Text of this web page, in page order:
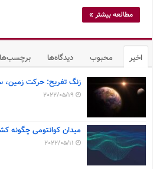
مطالعه بیشتر »
اخیر محبوب دیدگاه‌ها برچسب‌ها
زنگ تفریح: حرکت زمین،
2022/05/19
میدان کوانتومی چگونه
2022/05/11